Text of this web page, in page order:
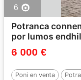
6
Potranca
por lumos
6 000 €
Poni en venta